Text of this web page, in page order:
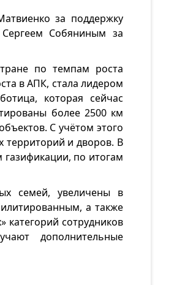
за поддержку
Собяниным за
по темпам роста
в АПК, стала лидером
которая сейчас
более 2500 км
С учётом этого
территорий и дворов. В
по итогам
семей, увеличены в
а также
категорий сотрудников
дополнительные